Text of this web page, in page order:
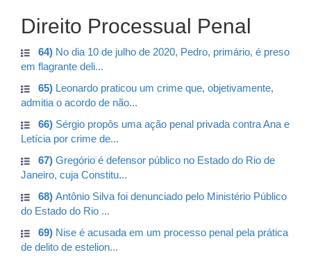
Direito Processual Penal
64) No dia 10 de julho de 2020, Pedro, primário, é preso
em flagrante deli...
65) Leonardo praticou um crime que, objetivamente,
admitia o acordo de não...
66) Sérgio propôs uma ação penal privada contra Ana e
Letícia por crime de...
67) Gregório é defensor público no Estado do Rio de
Janeiro, cuja Constitu...
68) Antônio Silva foi denunciado pelo Ministério Público
do Estado do Rio ...
69) Nise é acusada em um processo penal pela prática
de delito de estelion...